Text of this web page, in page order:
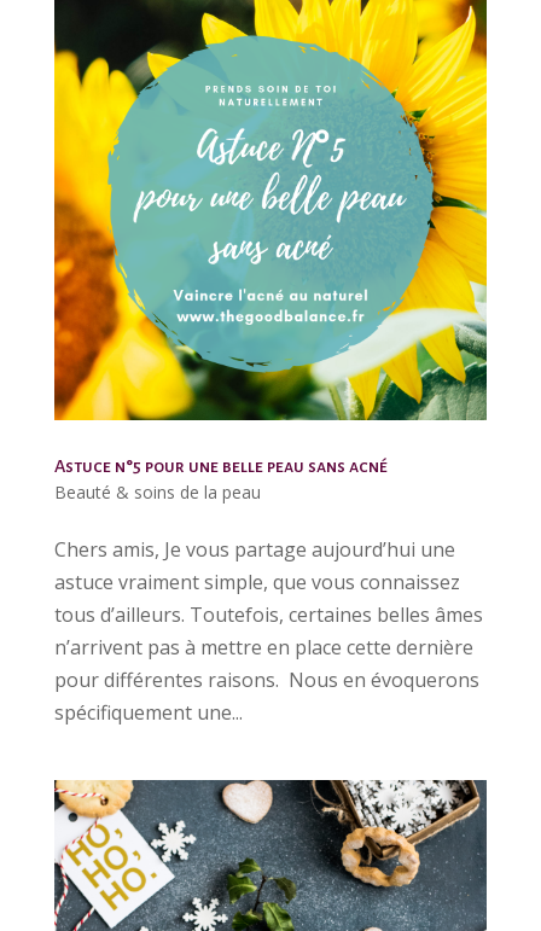
Astuce n°5 pour une belle peau sans acné
Beauté & soins de la peau
Chers amis, Je vous partage aujourd’hui une
astuce vraiment simple, que vous connaissez
tous d’ailleurs. Toutefois, certaines belles âmes
n’arrivent pas à mettre en place cette dernière
pour différentes raisons. Nous en évoquerons
spécifiquement une...